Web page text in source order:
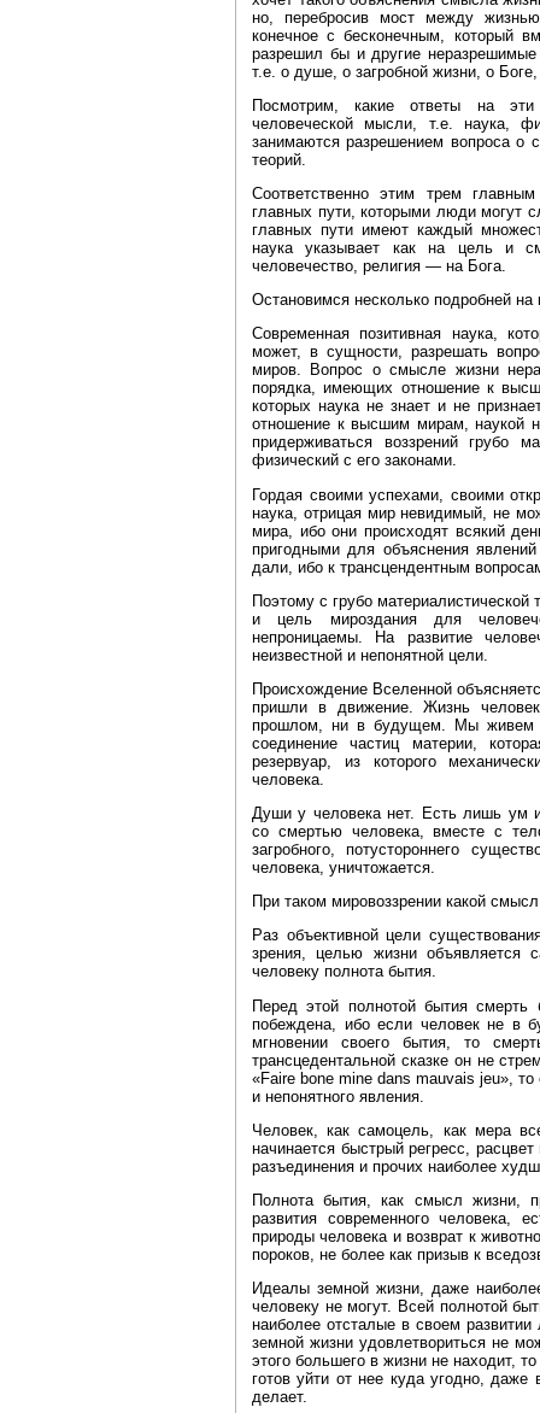
но, перебросив мост между
конечное с бесконечным, который
разрешил бы и другие
т.е. о душе, о загробной жизни, о
Посмотрим, какие ответы на
человеческой мысли, т.е. наука,
занимаются разрешением вопроса о
теорий.
Соответственно этим трем
главных пути, которыми люди могут
главных пути имеют каждый
наука указывает как на цель
человечество, религия — на Бога.
Остановимся несколько подробней
Современная позитивная наука,
может, в сущности, разрешать
миров. Вопрос о смысле жизни
порядка, имеющих отношение к
которых наука не знает и не
отношение к высшим мирам, наукой
придерживаться воззрений грубо
физический с его законами.
Гордая своими успехами, своими
наука, отрицая мир невидимый, не
мира, ибо они происходят всякий
пригодными для объяснения
дали, ибо к трансцендентным
Поэтому с грубо материалистической
и цель мироздания для
непроницаемы. На развитие
неизвестной и непонятной цели.
Происхождение Вселенной
пришли в движение. Жизнь
прошлом, ни в будущем. Мы живем
соединение частиц материи,
резервуар, из которого
человека.
Души у человека нет. Есть лишь ум
со смертью человека, вместе с
загробного, потустороннего
человека, уничтожается.
При таком мировоззрении какой
Раз объективной цели
зрения, целью жизни
человеку полнота бытия.
Перед этой полнотой бытия
побеждена, ибо если человек не в
мгновении своего бытия, то
трансцедентальной сказке он не
«Faire bone mine dans mauvais jeu»,
и непонятного явления.
Человек, как самоцель, как мера
начинается быстрый регресс,
разъединения и прочих наиболее
Полнота бытия, как смысл жизни,
развития современного человека,
природы человека и возврат к
пороков, не более как призыв к
Идеалы земной жизни, даже
человеку не могут. Всей полнотой
наиболее отсталые в своем
земной жизни удовлетвориться не
этого большего в жизни не находит,
готов уйти от нее куда угодно,
делает.